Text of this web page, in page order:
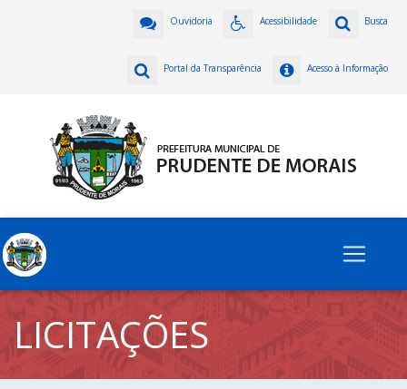
Busca
Acessibilidade
Ouvidoria
Acesso à Informação
Portal da Transparência
LICITAÇÕES